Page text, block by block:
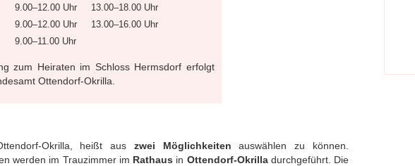
9.00–12.00 Uhr
13.00–18.00 Uhr
9.00–12.00 Uhr
13.00–16.00 Uhr
9.00–11.00 Uhr
zum Heiraten im Schloss Hermsdorf erfolgt
Ottendorf-Okrilla.
Okrilla, heißt aus zwei Möglichkeiten auswählen zu können.
werden im Trauzimmer im Rathaus in Ottendorf-Okrilladurchgeführt. Die